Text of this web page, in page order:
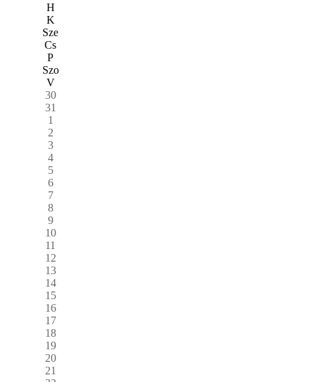
H
K
Sze
Cs
P
Szo
V
30
31
1
2
3
4
5
6
7
8
9
10
11
12
13
14
15
16
17
18
19
20
21